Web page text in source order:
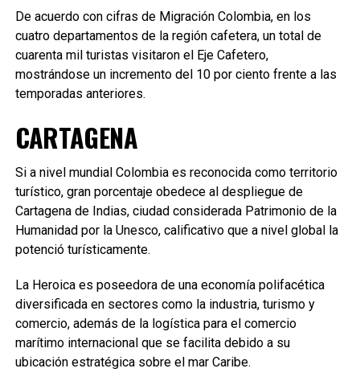
De acuerdo con cifras de Migración Colombia, en los
cuatro departamentos de la región cafetera, un total de
cuarenta mil turistas visitaron el Eje Cafetero,
mostrándose un incremento del 10 por ciento frente a las
temporadas anteriores.
CARTAGENA
Si a nivel mundial Colombia es reconocida como territorio
turístico, gran porcentaje obedece al despliegue de
Cartagena de Indias, ciudad considerada Patrimonio de la
Humanidad por la Unesco, calificativo que a nivel global la
potenció turísticamente.
La Heroica es poseedora de una economía polifacética
diversificada en sectores como la industria, turismo y
comercio, además de la logística para el comercio
marítimo internacional que se facilita debido a su
ubicación estratégica sobre el mar Caribe.